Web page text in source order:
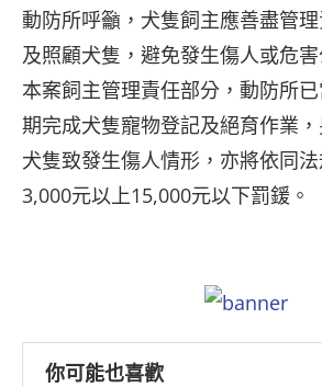
動防所呼籲，犬隻飼主應善盡管
及照顧犬隻，避免發生傷人或危
本案飼主管理責任部分，動防所
期完成犬隻寵物登記及絕育作業
犬隻致發生傷人情形，亦將依同
3,000元以上15,000元以下罰鍰。
你可能也喜歡